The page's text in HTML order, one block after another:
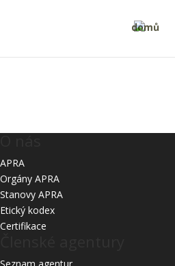
domů
APRA
Orgány APRA
Stanovy APRA
Etický kodex
Certifikace